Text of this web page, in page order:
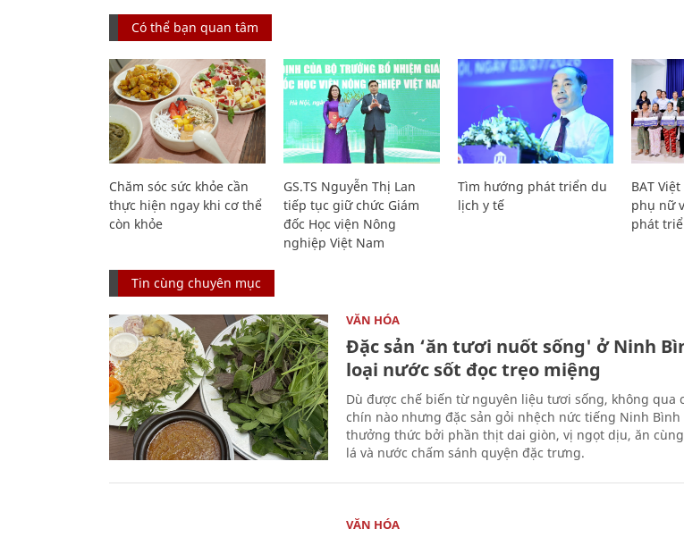
Có thể bạn quan tâm
Chăm sóc sức khỏe cần
thực hiện ngay khi cơ thể
còn khỏe
GS.TS Nguyễn Thị Lan
tiếp tục giữ chức Giám
đốc Học viện Nông
nghiệp Việt Nam
Tìm hướng phát triển du
lịch y tế
BAT
phụ nữ
phát
Tin cùng chuyên mục
VĂN HÓA
Đặc sản ‘ăn tươi nuốt sống' ở Ninh
loại nước sốt đọc trẹo miệng
Dù được chế biến từ nguyên liệu tươi sống, không qua
chín nào nhưng đặc sản gỏi nhệch nức tiếng Ninh Bình
thưởng thức bởi phần thịt dai giòn, vị ngọt dịu, ăn
lá và nước chấm sánh quyện đặc trưng.
VĂN HÓA